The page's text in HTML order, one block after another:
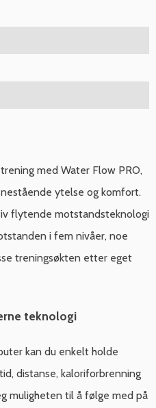
med Water Flow PRO,
ytelse og komfort.
flytende motstandsteknologi
i fem nivåer, noe
treningsøkten etter eget
teknologi
kan du enkelt holde
distanse, kaloriforbrenning
muligheten til å følge med på